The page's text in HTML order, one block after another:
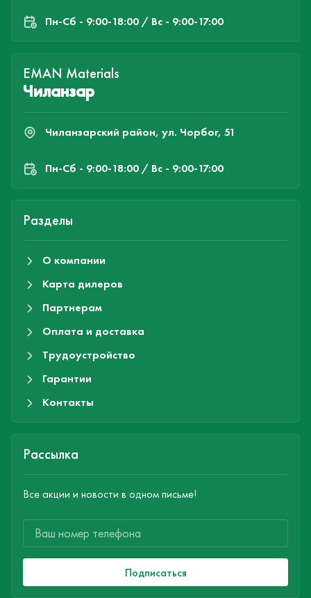
Пн-Cб - 9:00-18:00 / Вс - 9:00-17:00
EMAN Materials
Чиланзар
Чиланзарский район, ул. Чорбог, 51
Пн-Cб - 9:00-18:00 / Вс - 9:00-17:00
Разделы
О компании
Карта дилеров
Партнерам
Оплата и доставка
Трудоустройство
Гарантии
Контакты
Рассылка
Все акции и новости в одном письме!
Подписаться